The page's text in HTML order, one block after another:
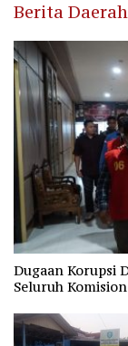
Berita Daerah
Dugaan Korupsi
Seluruh